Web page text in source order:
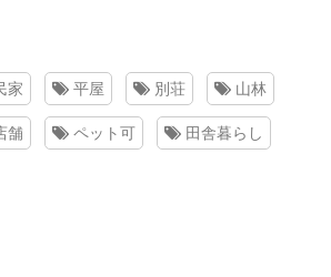
家 平屋 別荘 山林
舗 ペット可 田舎暮らし